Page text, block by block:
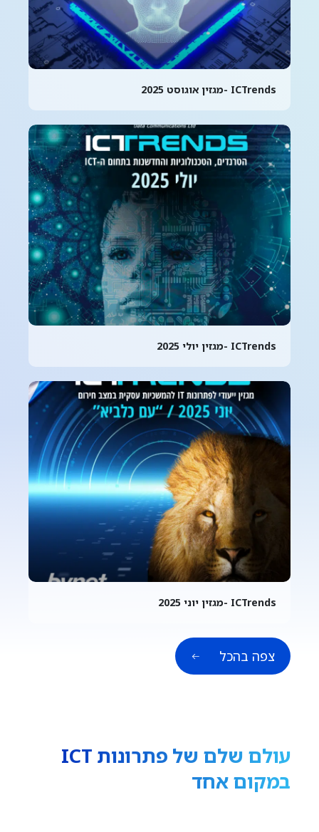
ICTrends -מגזין אוגוסט 2025
ICTrends -מגזין יולי 2025
ICTrends -מגזין יוני 2025
צפה בהכל
עולם שלם של פתרונות ICT
במקום אחד